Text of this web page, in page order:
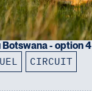
- option 4
CIRCUIT